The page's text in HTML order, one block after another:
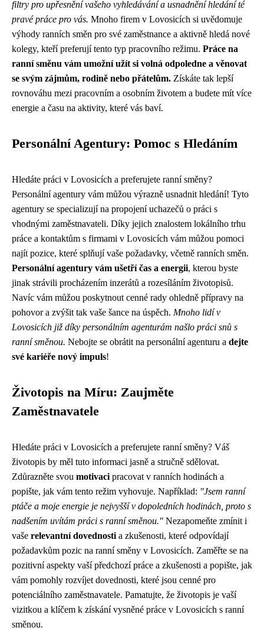
filtry pro upřesnění vašeho vyhledávání a usnadnění hledání té
pravé práce pro vás. Mnoho firem v Lovosicích si uvědomuje
výhody ranních směn pro své zaměstnance a aktivně hledá nové
kolegy, kteří preferují tento typ pracovního režimu. Práce na
ranní směnu vám umožní užít si volná odpoledne a věnovat
se svým zájmům, rodině nebo přátelům. Získáte tak lepší
rovnováhu mezi pracovním a osobním životem a budete mít více
energie a času na aktivity, které vás baví.
Personální Agentury: Pomoc s Hledáním
Hledáte práci v Lovosicích a preferujete ranní směny?
Personální agentury vám můžou výrazně usnadnit hledání! Tyto
agentury se specializují na propojení uchazečů o práci s
vhodnými zaměstnavateli. Díky jejich znalostem lokálního trhu
práce a kontaktům s firmami v Lovosicích vám můžou pomoci
najít pozice, které splňují vaše požadavky, včetně ranních směn.
Personální agentury vám ušetří čas a energii, kterou byste
jinak strávili procházením inzerátů a rozesíláním životopisů.
Navíc vám můžou poskytnout cenné rady ohledně přípravy na
pohovor a zvýšit tak vaše šance na úspěch. Mnoho lidí v
Lovosicích již díky personálním agenturám našlo práci snů s
ranní směnou. Nebojte se obrátit na personální agenturu a dejte
své kariéře nový impuls!
Životopis na Míru: Zaujměte
Zaměstnavatele
Hledáte práci v Lovosicích a preferujete ranní směny? Váš
životopis by měl tuto informaci jasně a stručně sdělovat.
Zdůrazněte svou motivaci pracovat v ranních hodinách a
popište, jak vám tento režim vyhovuje. Například: "Jsem ranní
ptáče a moje energie je nejvyšší v dopoledních hodinách, proto s
nadšením uvítám práci s ranní směnou." Nezapomeňte zmínit i
vaše relevantní dovednosti a zkušenosti, které odpovídají
požadavkům pozic na ranní směny v Lovosicích. Zaměřte se na
pozitivní aspekty vaší předchozí práce a zkušenosti a popište, jak
vám pomohly rozvíjet dovednosti, které jsou cenné pro
potenciálního zaměstnavatele. Pamatujte, že životopis je vaší
vizitkou a klíčem k získání vysněné práce v Lovosicích s ranní
směnou.